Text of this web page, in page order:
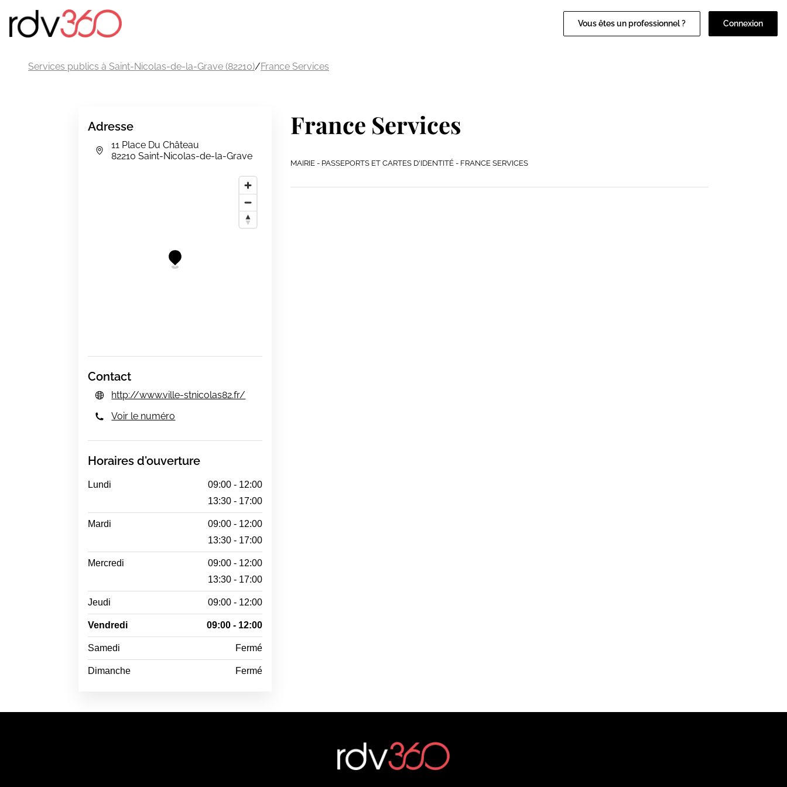
Vous êtes un professionnel ? Connexion
Services publics à Saint-Nicolas-de-la-Grave (82210)/France Services
Adresse
11 Place Du Château
82210 Saint-Nicolas-de-la-Grave
Contact
http://www.ville-stnicolas82.fr/
Voir le numéro
Horaires d'ouverture
Lundi
09:00 - 12:00
13:30 - 17:00
Mardi
09:00 - 12:00
13:30 - 17:00
Mercredi
09:00 - 12:00
13:30 - 17:00
Jeudi 09:00 - 12:00
Vendredi 09:00 - 12:00
Samedi Fermé
Dimanche Fermé
France Services
MAIRIE - PASSEPORTS ET CARTES D'IDENTITÉ - FRANCE SERVICES